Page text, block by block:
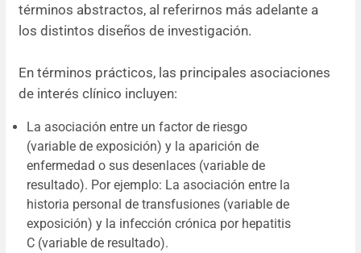
términos abstractos, al referirnos más adelante a
los distintos diseños de investigación.
En términos prácticos, las principales asociaciones
de interés clínico incluyen:
La asociación entre un factor de riesgo
(variable de exposición) y la aparición de
enfermedad o sus desenlaces (variable de
resultado). Por ejemplo: La asociación entre la
historia personal de transfusiones (variable de
exposición) y la infección crónica por hepatitis
C (variable de resultado).